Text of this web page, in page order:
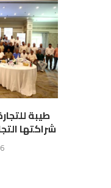
طيبة
شراكتها